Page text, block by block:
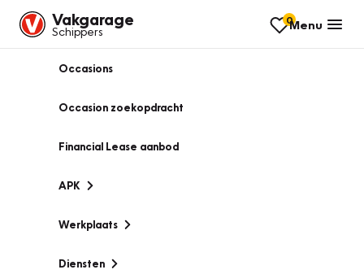
Vakgarage
Schippers
0Menu
Occasions
Occasion zoekopdracht
Financial Lease aanbod
APK
Werkplaats
Diensten